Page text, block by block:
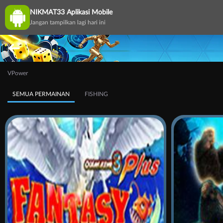
NIKMAT33 Aplikasi Mobile
Jangan tampilkan lagi hari ini
VPower
SEMUA PERMAINAN FISHING